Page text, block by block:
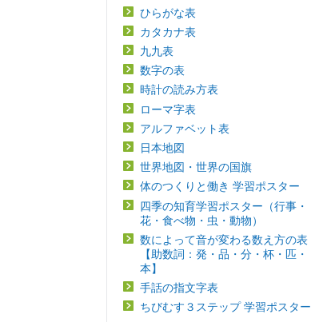
ひらがな表
カタカナ表
九九表
数字の表
時計の読み方表
ローマ字表
アルファベット表
日本地図
世界地図・世界の国旗
体のつくりと働き 学習ポスター
四季の知育学習ポスター（行事・
花・食べ物・虫・動物）
数によって音が変わる数え方の表
【助数詞：発・品・分・杯・匹・
本】
手話の指文字表
ちびむす３ステップ 学習ポスター